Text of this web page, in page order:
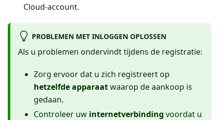
Cloud-account.
PROBLEMEN MET INLOGGEN OPLOSSEN
Als u problemen ondervindt tijdens de registratie:
Zorg ervoor dat u zich registreert op
hetzelfde apparaatwaarop de aankoop is
gedaan.
Controleer uw internetverbinding voordat u